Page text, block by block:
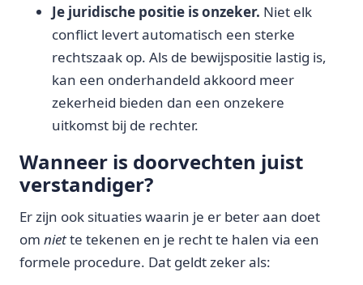
Je juridische positie is onzeker. Niet elk
conflict levert automatisch een sterke
rechtszaak op. Als de bewijspositie lastig is,
kan een onderhandeld akkoord meer
zekerheid bieden dan een onzekere
uitkomst bij de rechter.
Wanneer is doorvechten juist
verstandiger?
Er zijn ook situaties waarin je er beter aan doet
om niette tekenen en je recht te halen via een
formele procedure. Dat geldt zeker als: